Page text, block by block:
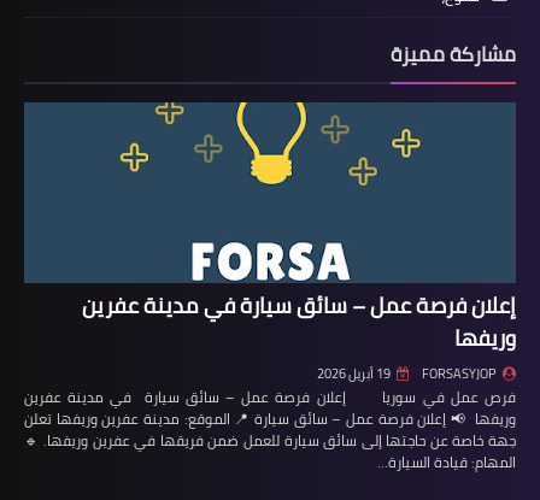
مشاركة مميزة
إعلان فرصة عمل – سائق سيارة في مدينة عفرين
وريفها
FORSASYJOP 19 أبريل 2026
فرص عمل في سوريا إعلان فرصة عمل – سائق سيارة في مدينة عفرين
وريفها 📢 إعلان فرصة عمل – سائق سيارة 📍 الموقع: مدينة عفرين وريفها تعلن
جهة خاصة عن حاجتها إلى سائق سيارة للعمل ضمن فريقها في عفرين وريفها. 🔹
المهام: قيادة السيارة…